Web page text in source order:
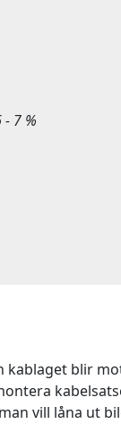
7 %
kablaget blir
vill låna ut